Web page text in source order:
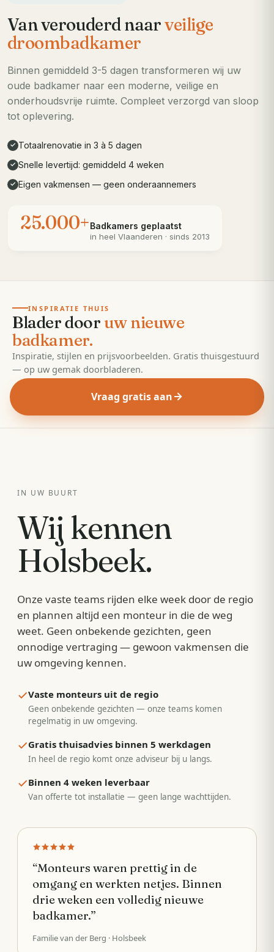
Van verouderd naarveilige
droombadkamer
Binnen gemiddeld 3-5 dagen transformeren wij uw
oude badkamer naar een moderne, veilige en
onderhoudsvrije ruimte. Compleet verzorgd van sloop
tot oplevering.
✓ Totaalrenovatie in 3 à 5 dagen
✓ Snelle levertijd: gemiddeld 4 weken
✓ Eigen vakmensen — geen onderaannemers
25.000+Badkamers geplaatst
in heel Vlaanderen · sinds 2013
EDITIE2026· 55 pagina's
INSPIRATIE THUIS
Blader door uw nieuwe
badkamer.
Inspiratie, stijlen en prijsvoorbeelden. Gratis thuisgestuurd
— op uw gemak doorbladeren.
Vraag gratis aan
IN UW BUURT
Wij kennen
Holsbeek.
Onze vaste teams rijden elke week door de regio
en plannen altijd een monteur in die de weg
weet. Geen onbekende gezichten, geen
onnodige vertraging — gewoon vakmensen die
uw omgeving kennen.
Vaste monteurs uit de regio
Geen onbekende gezichten — onze teams komen
regelmatig in uw omgeving.
Gratis thuisadvies binnen 5 werkdagen
In heel de regio komt onze adviseur bij u langs.
Binnen 4 weken leverbaar
Van offerte tot installatie — geen lange wachttijden.
“Monteurs waren prettig in de
omgang en werkten netjes. Binnen
drie weken een volledig nieuwe
badkamer.”
Familie van der Berg · Holsbeek